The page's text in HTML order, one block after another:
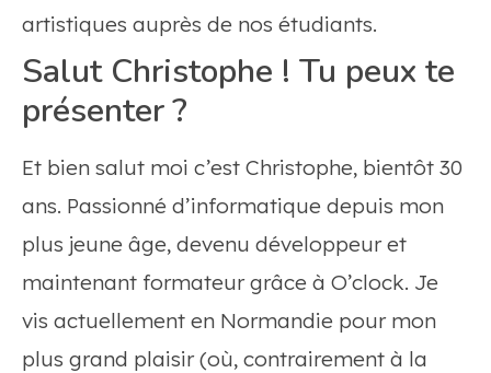
artistiques auprès de nos étudiants.
Salut Christophe ! Tu peux te
présenter ?
Et bien salut moi c’est Christophe, bientôt 30
ans. Passionné d’informatique depuis mon
plus jeune âge, devenu développeur et
maintenant formateur grâce à O’clock. Je
vis actuellement en Normandie pour mon
plus grand plaisir (où, contrairement à la